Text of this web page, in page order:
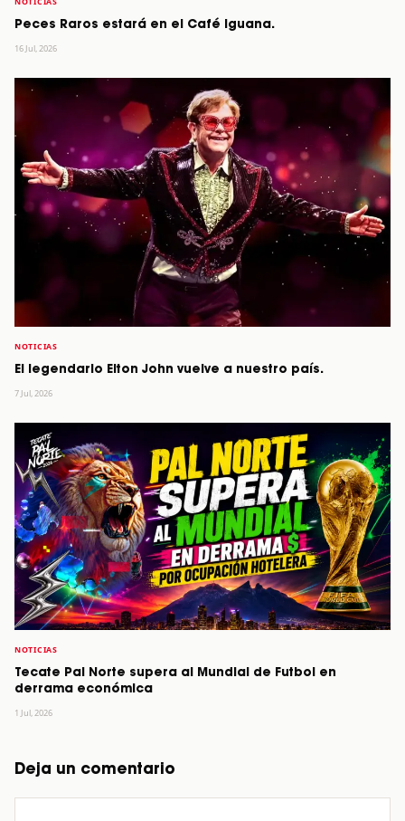
Peces Raros estará en el Café Iguana.
16 Jul, 2026
NOTICIAS
El legendario Elton John vuelve a nuestro país.
7 Jul, 2026
NOTICIAS
Tecate Pal Norte supera al Mundial de Futbol en
derrama económica
1 Jul, 2026
Deja un comentario
Comentario